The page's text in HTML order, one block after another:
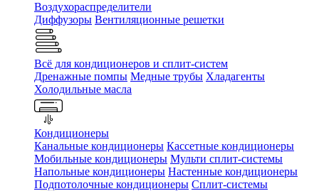
Воздухораспределители
Диффузоры Вентиляционные решетки
Всё для кондиционеров и сплит-систем
Дренажные помпы Медные трубы Хладагенты
Холодильные масла
Кондиционеры
Канальные кондиционеры Кассетные кондиционеры
Мобильные кондиционеры Мульти сплит-системы
Напольные кондиционеры Настенные кондиционеры
Подпотолочные кондиционеры Сплит-системы